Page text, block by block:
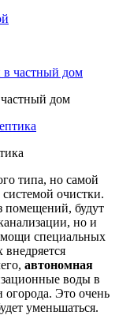
дом
типа, но самой
очистки.
помещений, будут
но и
специальных
автономная
воды в
Это очень
уменьшаться.